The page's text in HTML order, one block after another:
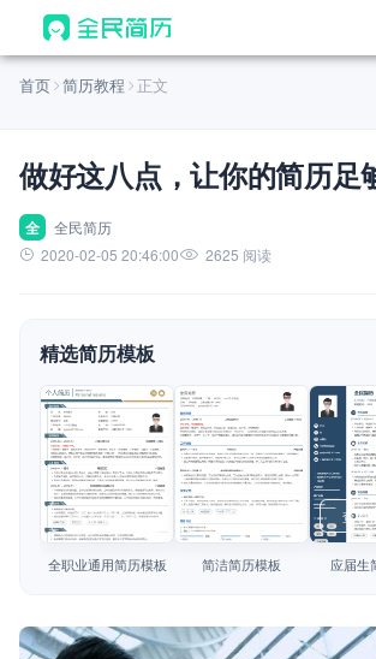
首页
AI 生成简历
AI 优化简历
AI 翻译简历
AI 模拟面试
面试自我介绍
AI 职场工具 New
简历模板
简历教程
首页 简历教程 正文
做好这八点，让你的简历足
全
全民简历
2020-02-05 20:46:00
2625 阅读
精选简历模板
查看模板
全职业通用简历模板
查看模板
简洁简历模板
查看
应届生